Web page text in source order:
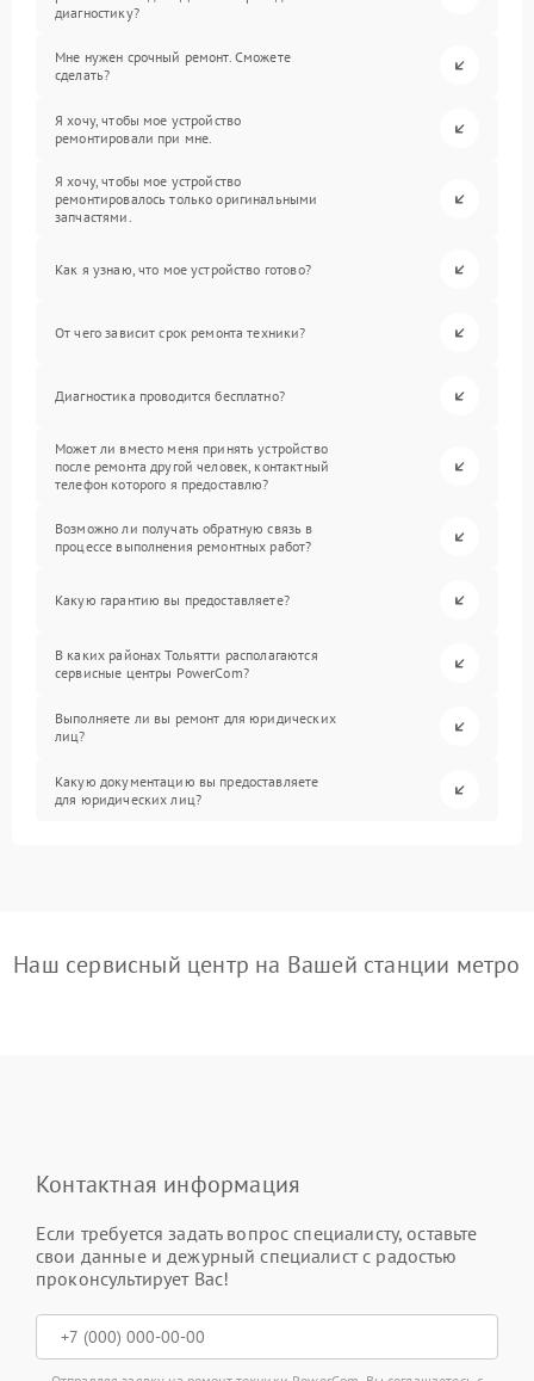
диагностику?
Мне нужен срочный ремонт. Сможете
сделать?
Я хочу, чтобы мое устройство
ремонтировали при мне.
Я хочу, чтобы мое устройство
ремонтировалось только оригинальными
запчастями.
Как я узнаю, что мое устройство готово?
От чего зависит срок ремонта техники?
Диагностика проводится бесплатно?
Может ли вместо меня принять устройство
после ремонта другой человек, контактный
телефон которого я предоставлю?
Возможно ли получать обратную связь в
процессе выполнения ремонтных работ?
Какую гарантию вы предоставляете?
В каких районах Тольятти располагаются
сервисные центры PowerCom?
Выполняете ли вы ремонт для юридических
лиц?
Какую документацию вы предоставляете
для юридических лиц?
Наш сервисный центр на Вашей станции метро
Контактная информация
Если требуется задать вопрос специалисту, оставьте
свои данные и дежурный специалист с радостью
проконсультирует Вас!